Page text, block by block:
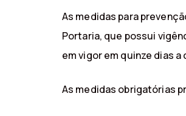
As medidas para
Portaria, que possui
em vigor em quinze dias
As medidas obrigatórias